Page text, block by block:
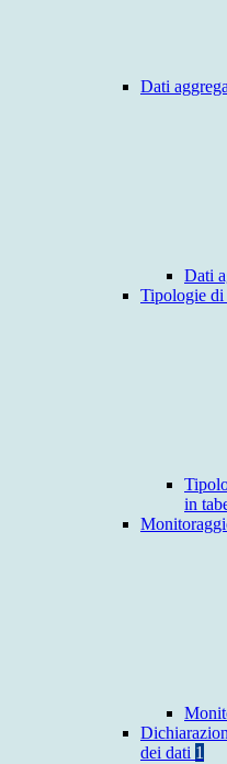
Dati
Dati
Tipologie di
in
dei dati 1